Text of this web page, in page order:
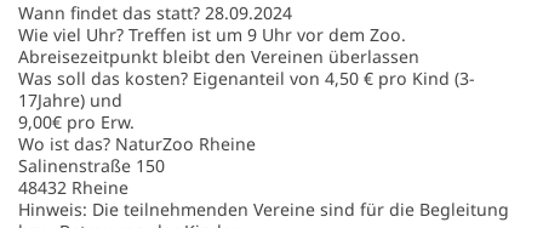
Wann findet das statt? 28.09.2024
Wie viel Uhr? Treffen ist um 9 Uhr vor dem Zoo.
Abreisezeitpunkt bleibt den Vereinen überlassen
Was soll das kosten? Eigenanteil von 4,50 € pro Kind (3-
17Jahre) und
9,00€ pro Erw.
Wo ist das? NaturZoo Rheine
Salinenstraße 150
48432 Rheine
Hinweis: Die teilnehmenden Vereine sind für die Begleitung